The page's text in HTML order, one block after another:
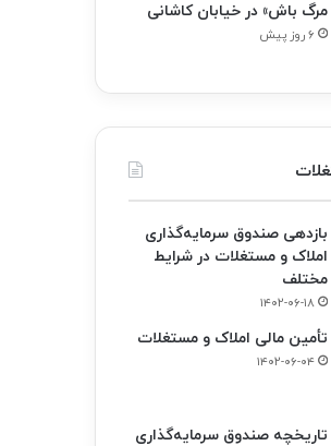
مرگ باش» در خیابان کاشانی
۶ روز پیش
بازدهی صندوق سرمایه‌گذاری
املاک و مستغلات در شرایط
مختلف
۱۴۰۲-۰۶-۱۸
تأمین مالی املاک و مستغلات
۱۴۰۲-۰۶-۰۴
تاریخچه صندوق سرمایه‌گذاری